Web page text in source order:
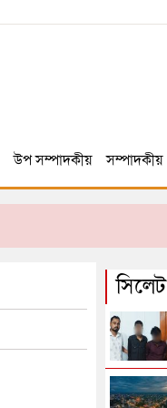
উপ সম্পাদকীয় সম্পাদকীয়
সিলেট